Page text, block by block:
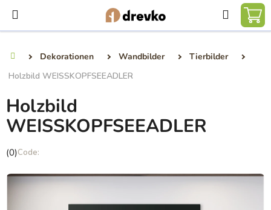
Inhalt
springen
Suchen
Dekorationen Wandbilder
Tierbilder
Holzbild WEISSKOPFSEEADLER
Holzbild
WEISSKOPFSEEADLER
Die
Produktbewertung
(0)